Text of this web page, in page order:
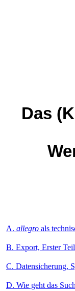
Das
A. allegro als
B. Export, Erster
C. Datensicherung,
D. Wie geht das